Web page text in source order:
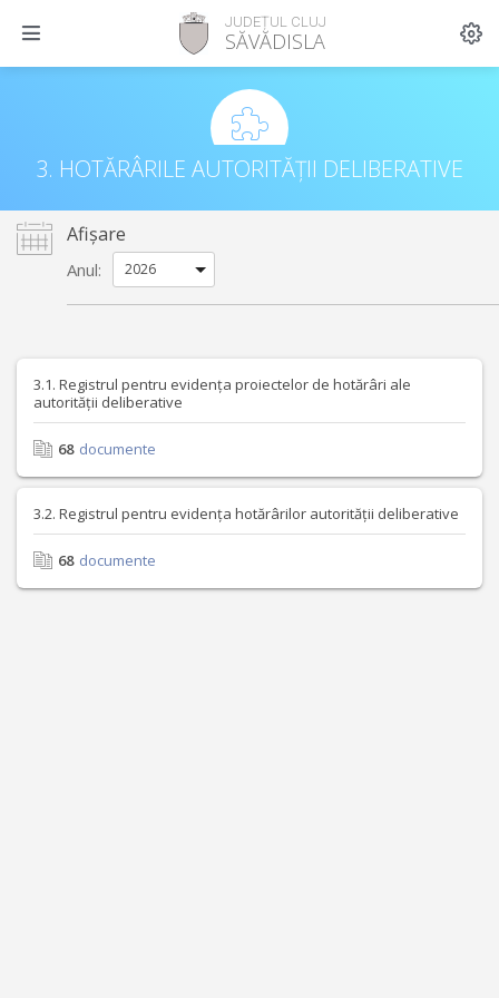
JUDEȚUL CLUJ
SĂVĂDISLA
3. HOTĂRÂRILE AUTORITĂȚII DELIBERATIVE
Afișare
Anul:
3.1. Registrul pentru evidența proiectelor de hotărâri ale
autorității deliberative
68 documente
3.2. Registrul pentru evidența hotărârilor autorității deliberative
68 documente